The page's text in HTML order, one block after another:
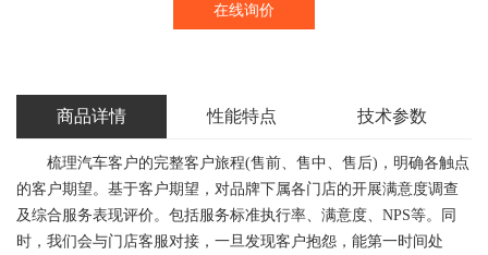
在线询价
商品详情 性能特点 技术参数
梳理汽车客户的完整客户旅程(售前、售中、售后)，明确各触点
的客户期望。基于客户期望，对品牌下属各门店的开展满意度调查
及综合服务表现评价。包括服务标准执行率、满意度、NPS等。同
时，我们会与门店客服对接，一旦发现客户抱怨，能第一时间处